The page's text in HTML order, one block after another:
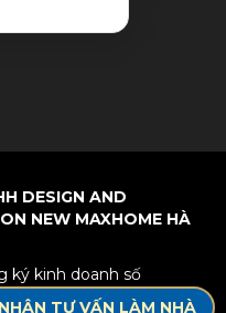
DESIGN AND
NEW MAXHOME HÀ
ký kinh doanh số
NHẬN TƯ VẤN LÀM NHÀ